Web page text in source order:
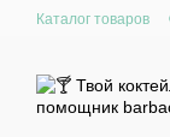
Перейти к
Каталог товаров